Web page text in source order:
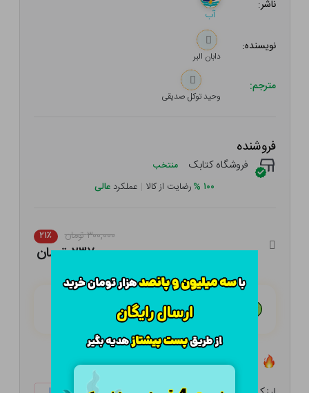
ناشر:
آب
نویسنده:
دابان البر
مترجم:
وحید توکل صدیقی
فروشنده
فروشگاه کتابک منتخب
۱۰۰ %رضایت از کالا | عملکرد عالی
۳۰۰,۰۰۰ تومان ۲۱٪
۲۳۷,۰۰۰ تومان
هـر قسط با تــرب‌پــی: